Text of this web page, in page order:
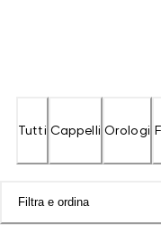
Tutti Cappelli Orologi
Filtra e ordina